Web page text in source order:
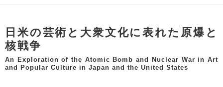
v
g
日米の芸術と大衆文化に表れた原爆と
核戦争
An Exploration of the Atomic Bomb and Nuclear War in Art
and Popular Culture in Japan and the United States